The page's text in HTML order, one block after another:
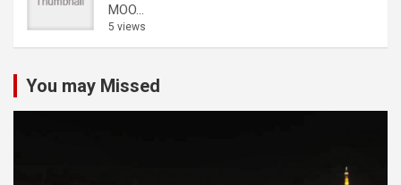
MOO...
5 views
You may Missed